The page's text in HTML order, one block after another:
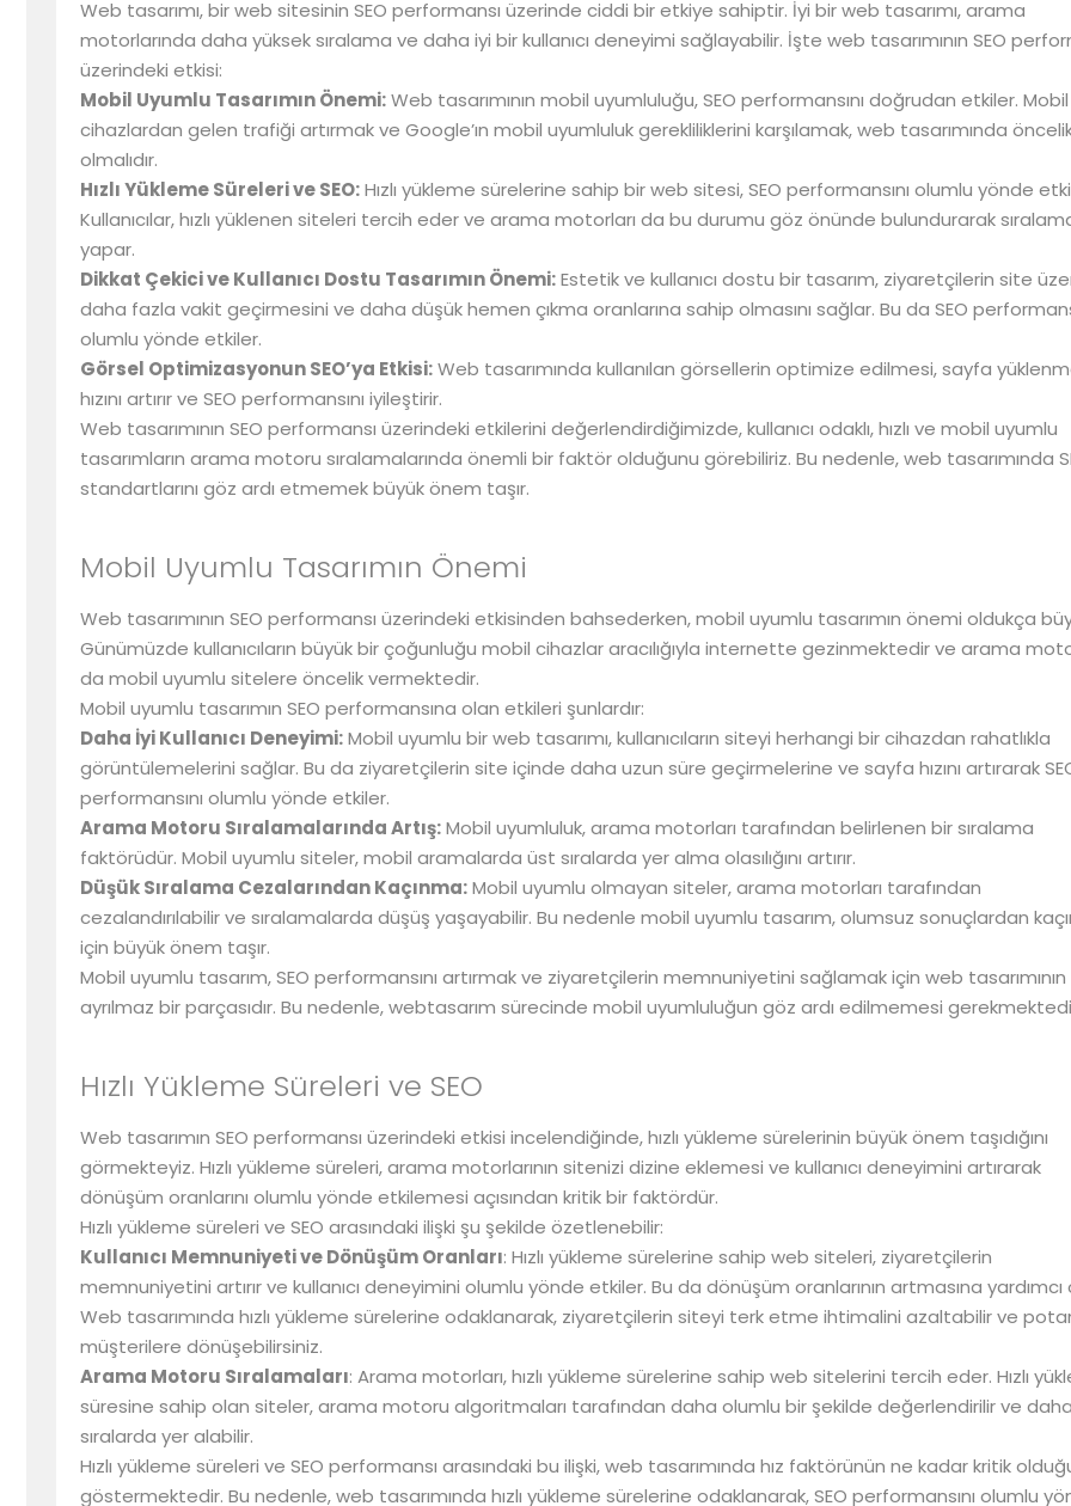
Web tasarımı, bir web sitesinin SEO performansı üzerinde ciddi bir etkiye sahiptir. İyi bir web tasarımı, arama
motorlarında daha yüksek sıralama ve daha iyi bir kullanıcı deneyimi sağlayabilir. İşte web tasarımının SEO
üzerindeki etkisi:
Mobil Uyumlu Tasarımın Önemi:Web tasarımının mobil uyumluluğu, SEO performansını doğrudan etkiler. Mobil
cihazlardan gelen trafiği artırmak ve Google’ın mobil uyumluluk gerekliliklerini karşılamak, web tasarımında
olmalıdır.
Hızlı Yükleme Süreleri ve SEO:Hızlı yükleme sürelerine sahip bir web sitesi, SEO performansını olumlu yönde
Kullanıcılar, hızlı yüklenen siteleri tercih eder ve arama motorları da bu durumu göz önünde bulundurarak
yapar.
Dikkat Çekici ve Kullanıcı Dostu Tasarımın Önemi:Estetik ve kullanıcı dostu bir tasarım, ziyaretçilerin site
daha fazla vakit geçirmesini ve daha düşük hemen çıkma oranlarına sahip olmasını sağlar. Bu da SEO
olumlu yönde etkiler.
Görsel Optimizasyonun SEO’ya Etkisi:Web tasarımında kullanılan görsellerin optimize edilmesi, sayfa
hızını artırır ve SEO performansını iyileştirir.
Web tasarımının SEO performansı üzerindeki etkilerini değerlendirdiğimizde, kullanıcı odaklı, hızlı ve mobil uyumlu
tasarımların arama motoru sıralamalarında önemli bir faktör olduğunu görebiliriz. Bu nedenle, web tasarımında
standartlarını göz ardı etmemek büyük önem taşır.
Mobil Uyumlu Tasarımın Önemi
Web tasarımının SEO performansı üzerindeki etkisinden bahsederken, mobil uyumlu tasarımın önemi oldukça
Günümüzde kullanıcıların büyük bir çoğunluğu mobil cihazlar aracılığıyla internette gezinmektedir ve arama
da mobil uyumlu sitelere öncelik vermektedir.
Mobil uyumlu tasarımın SEO performansına olan etkileri şunlardır:
Daha İyi Kullanıcı Deneyimi:Mobil uyumlu bir web tasarımı, kullanıcıların siteyi herhangi bir cihazdan rahatlıkla
görüntülemelerini sağlar. Bu da ziyaretçilerin site içinde daha uzun süre geçirmelerine ve sayfa hızını artırarak
performansını olumlu yönde etkiler.
Arama Motoru Sıralamalarında Artış:Mobil uyumluluk, arama motorları tarafından belirlenen bir sıralama
faktörüdür. Mobil uyumlu siteler, mobil aramalarda üst sıralarda yer alma olasılığını artırır.
Düşük Sıralama Cezalarından Kaçınma:Mobil uyumlu olmayan siteler, arama motorları tarafından
cezalandırılabilir ve sıralamalarda düşüş yaşayabilir. Bu nedenle mobil uyumlu tasarım, olumsuz sonuçlardan
için büyük önem taşır.
Mobil uyumlu tasarım, SEO performansını artırmak ve ziyaretçilerin memnuniyetini sağlamak için web tasarımının
ayrılmaz bir parçasıdır. Bu nedenle, webtasarım sürecinde mobil uyumluluğun göz ardı edilmemesi
Hızlı Yükleme Süreleri ve SEO
Web tasarımın SEO performansı üzerindeki etkisi incelendiğinde, hızlı yükleme sürelerinin büyük önem taşıdığını
görmekteyiz. Hızlı yükleme süreleri, arama motorlarının sitenizi dizine eklemesi ve kullanıcı deneyimini artırarak
dönüşüm oranlarını olumlu yönde etkilemesi açısından kritik bir faktördür.
Hızlı yükleme süreleri ve SEO arasındaki ilişki şu şekilde özetlenebilir:
Kullanıcı Memnuniyeti ve Dönüşüm Oranları: Hızlı yükleme sürelerine sahip web siteleri, ziyaretçilerin
memnuniyetini artırır ve kullanıcı deneyimini olumlu yönde etkiler. Bu da dönüşüm oranlarının artmasına yardımcı
Web tasarımında hızlı yükleme sürelerine odaklanarak, ziyaretçilerin siteyi terk etme ihtimalini azaltabilir ve
müşterilere dönüşebilirsiniz.
Arama Motoru Sıralamaları: Arama motorları, hızlı yükleme sürelerine sahip web sitelerini tercih eder. Hızlı
süresine sahip olan siteler, arama motoru algoritmaları tarafından daha olumlu bir şekilde değerlendirilir ve
sıralarda yer alabilir.
Hızlı yükleme süreleri ve SEO performansı arasındaki bu ilişki, web tasarımında hız faktörünün ne kadar kritik
göstermektedir. Bu nedenle, web tasarımında hızlı yükleme sürelerine odaklanarak, SEO performansını olumlu